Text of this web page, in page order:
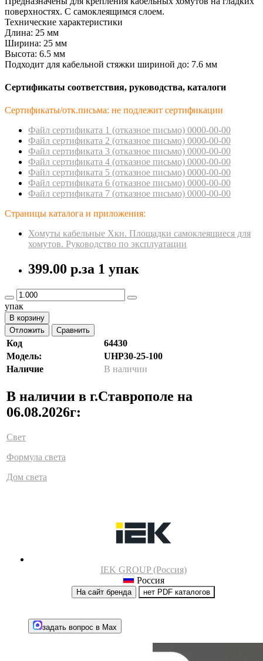
поверхностях. С самоклеящимся слоем.
Технические характеристики
Длина: 25 мм
Ширина: 25 мм
Высота: 6.5 мм
Подходит для кабельной стяжки шириной до: 7.6 мм
Сертификаты соответствия, руководства, каталоги
Сертификаты/отк.письма: не подлежит сертификации
Файл сертификата 1 (отказное пиcьмо) 0000-00-00
Файл сертификата 2 (отказное пиcьмо) 0000-00-00
Файл сертификата 3 (отказное пиcьмо) 0000-00-00
Файл сертификата 4 (отказное пиcьмо) 0000-00-00
Файл сертификата 5 (отказное пиcьмо) 0000-00-00
Файл сертификата 6 (отказное пиcьмо) 0000-00-00
Файл сертификата 7 (отказное пиcьмо) 0000-00-00
Страницы каталога и приложения:
Хомуты кабельные Хкн. Площадки самоклеящиеся для
хомутов. Руководство по эксплуатации
399.00 р.за 1 упак
упак
В корзину
Отложить
Сравнить
Код
64430
Модель:
UHP30-25-100
Наличие
В наличии
В наличии в г.Ставрополе на
06.08.2026г:
Свет
Формула света
Дом света
IEK GROUP (Россия)
Россия
На сайт бренда нет PDF каталогов
задать вопрос в Max